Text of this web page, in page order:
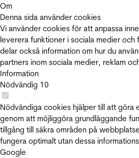
Om
Denna sida använder cookies
Vi använder cookies för att anpassa
leverera funktioner i sociala medier
delar också information om hur du
partners inom sociala medier, reklam
Information
Nödvändig 10
Nödvändiga cookies hjälper till att göra
genom att möjliggöra grundläggande
tillgång till säkra områden på
fungera optimalt utan dessa
Google